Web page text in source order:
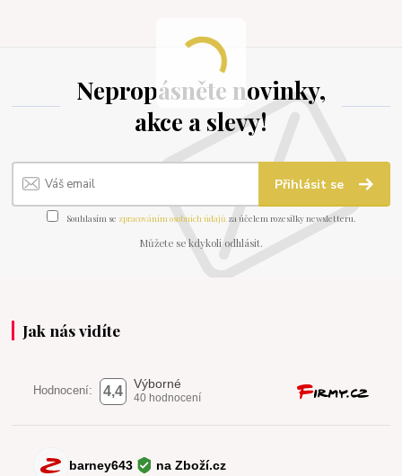
Nepropásněte novinky,
akce a slevy!
Přihlásit se
Souhlasím se zpracováním osobních údajů za účelem rozesílky newsletteru.
Můžete se kdykoli odhlásit.
Jak nás vidíte